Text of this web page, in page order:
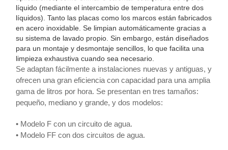
líquido (mediante el intercambio de temperatura entre dos
líquidos). Tanto las placas como los marcos están fabricados
en acero inoxidable. Se limpian automáticamente gracias a
su sistema de lavado propio. Sin embargo, están diseñados
para un montaje y desmontaje sencillos, lo que facilita una
limpieza exhaustiva cuando sea necesario.
Se adaptan fácilmente a instalaciones nuevas y antiguas, y
ofrecen una gran eficiencia con capacidad para una amplia
gama de litros por hora. Se presentan en tres tamaños:
pequeño, mediano y grande, y dos modelos:
• Modelo F con un circuito de agua.
• Modelo FF con dos circuitos de agua.